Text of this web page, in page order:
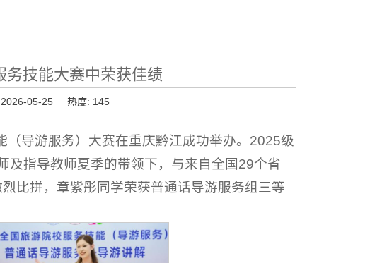
务技能大赛中荣获佳绩
05-25 热度: 145
导游服务）大赛在重庆黔江成功举办。2025级
及指导教师夏季的带领下，与来自全国29个省
比拼，章紫彤同学荣获普通话导游服务组三等